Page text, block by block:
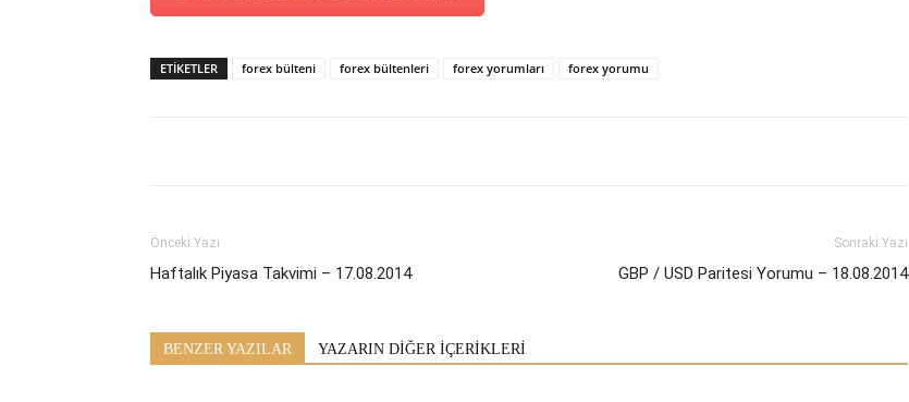
ETİKETLER forex bülteni forex bültenleri forex yorumları forex yorumu
Önceki Yazı
Haftalık Piyasa Takvimi – 17.08.2014
Sonraki Yazı
GBP / USD Paritesi Yorumu – 18.08.2014
BENZER YAZILAR YAZARIN DİĞER İÇERİKLERİ